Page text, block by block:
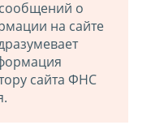
о
на сайте
сайта ФНС